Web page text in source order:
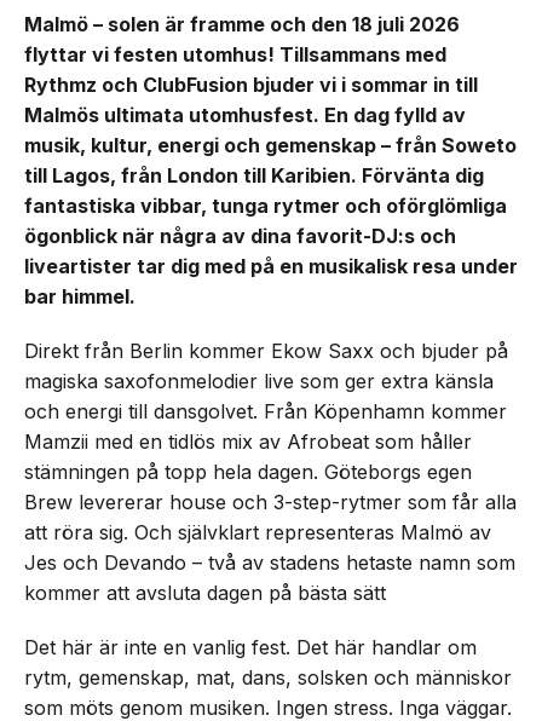
Malmö – solen är framme och den 18 juli 2026
flyttar vi festen utomhus! Tillsammans med
Rythmz och ClubFusion bjuder vi i sommar in till
Malmös ultimata utomhusfest. En dag fylld av
musik, kultur, energi och gemenskap – från Soweto
till Lagos, från London till Karibien. Förvänta dig
fantastiska vibbar, tunga rytmer och oförglömliga
ögonblick när några av dina favorit-DJ:s och
liveartister tar dig med på en musikalisk resa under
bar himmel.
Direkt från Berlin kommer Ekow Saxx och bjuder på
magiska saxofonmelodier live som ger extra känsla
och energi till dansgolvet. Från Köpenhamn kommer
Mamzii med en tidlös mix av Afrobeat som håller
stämningen på topp hela dagen. Göteborgs egen
Brew levererar house och 3-step-rytmer som får alla
att röra sig. Och självklart representeras Malmö av
Jes och Devando – två av stadens hetaste namn som
kommer att avsluta dagen på bästa sätt
Det här är inte en vanlig fest. Det här handlar om
rytm, gemenskap, mat, dans, solsken och människor
som möts genom musiken. Ingen stress. Inga väggar.